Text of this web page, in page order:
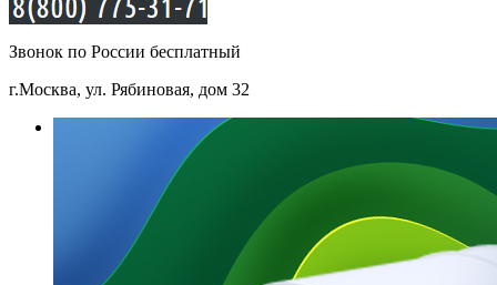
Звонок по России бесплатный
г.Москва, ул. Рябиновая, дом 32